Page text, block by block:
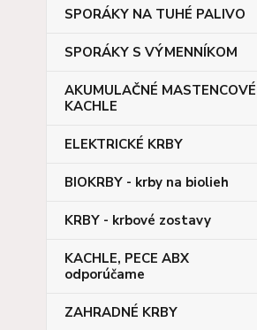
SPORÁKY NA TUHÉ PALIVO
SPORÁKY S VÝMENNÍKOM
AKUMULAČNÉ MASTENCOVÉ
KACHLE
ELEKTRICKÉ KRBY
BIOKRBY - krby na biolieh
KRBY - krbové zostavy
KACHLE, PECE ABX
odporúčame
ZAHRADNÉ KRBY